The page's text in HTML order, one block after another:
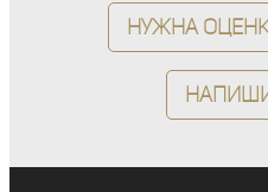
Нужна